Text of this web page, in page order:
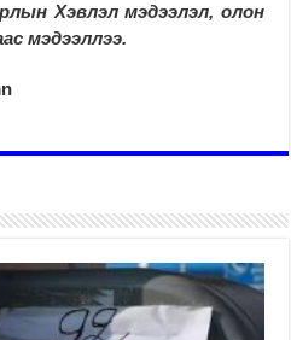
Хэвлэл мэдээлэл, олон
мэдээллээ.